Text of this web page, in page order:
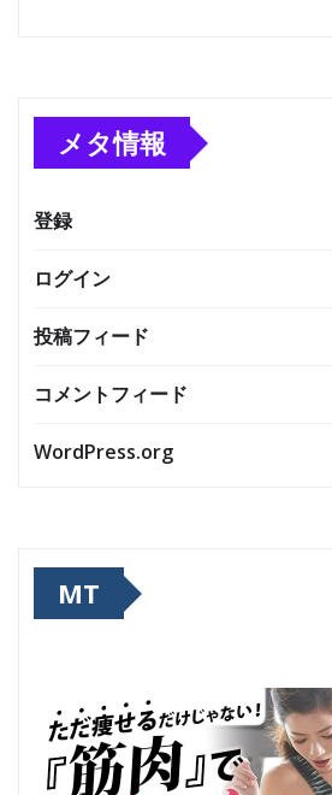
メタ情報
登録
ログイン
投稿フィード
コメントフィード
WordPress.org
MT